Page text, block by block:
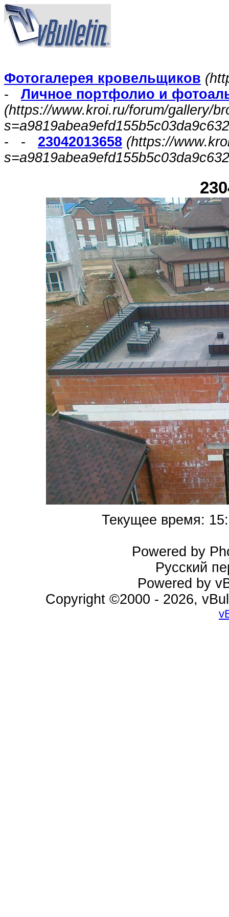
Фотогалерея кровельщиков
- Личное портфолио и
(https://www.kroi.ru/forum/gallery/
- - 23042013658 (https://
Текущее время:
Powered by
Русский
Powered by
Copyright ©2000 - 2026,